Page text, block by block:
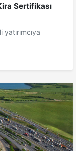
Sertifikası